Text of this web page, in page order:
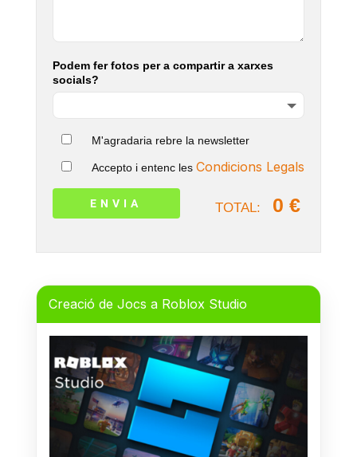
Podem fer fotos per a compartir a xarxes
socials?
M'agradaria rebre la newsletter
Accepto i entenc les Condicions Legals
TOTAL: 0 €
Creació de Jocs a Roblox Studio